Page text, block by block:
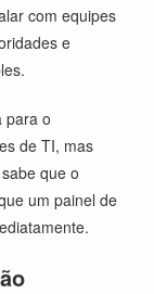
com equipes
e
para o
de TI, mas
que o
um painel de